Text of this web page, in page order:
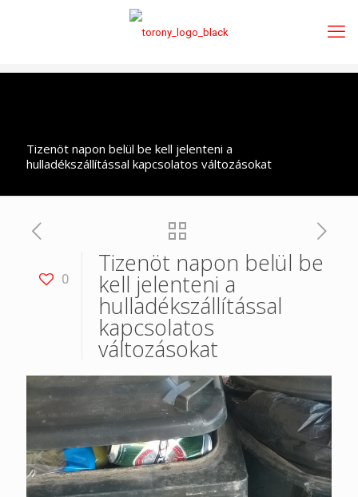
Tizenöt napon belül be kell jelenteni a
hulladékszállítással kapcsolatos változásokat
0
Tizenöt napon belül be
kell jelenteni a
hulladékszállítással
kapcsolatos
változásokat